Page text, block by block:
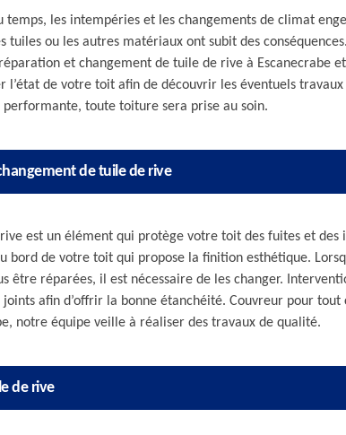
temps, les intempéries et les changements de climat
tuiles ou les autres matériaux ont subit des
et changement de tuile de rive à Escanecrabe
l’état de votre toit afin de découvrir les éventuels
performante, toute toiture sera prise au soin.
de tuile de rive
est un élément qui protège votre toit des fuites et des
bord de votre toit qui propose la finition esthétique.
être réparées, il est nécessaire de les changer.
joints afin d’offrir la bonne étanchéité. Couvreur pour
notre équipe veille à réaliser des travaux de qualité.
de rive